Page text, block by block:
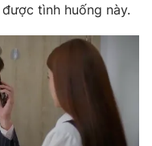
tình huống này.